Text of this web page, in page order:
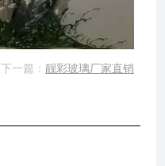
下一篇：靓彩玻璃厂家直销